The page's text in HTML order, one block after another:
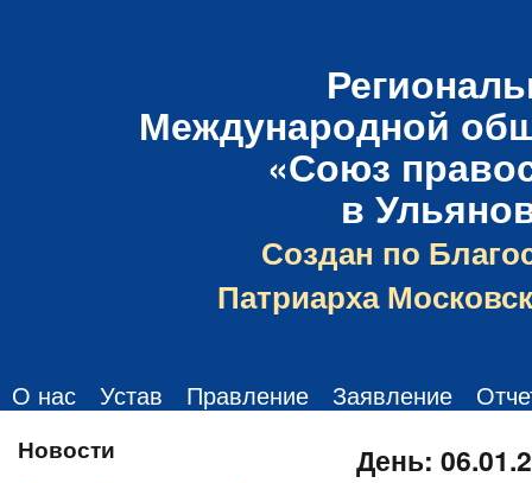
Международной
«Союз
в
Создан по
Патриарха
О нас Устав Правление Заявление
Новости День: